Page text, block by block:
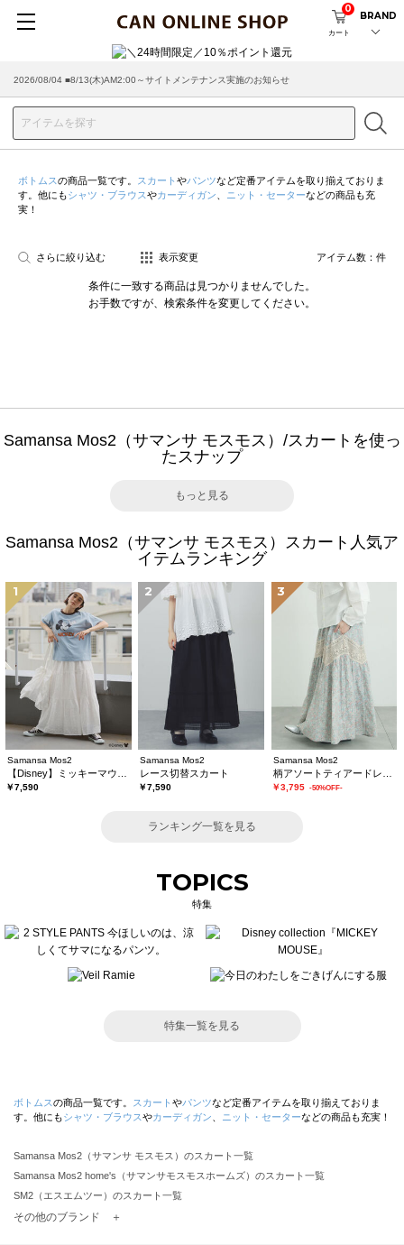
カート
0
BRAND
2026/08/04 ■8/13(木)AM2:00～サイトメンテナンス実施のお知らせ
ボトムスの商品一覧です。 スカート やパンツなど定番アイテムを取り揃えておりま
す。他にもシャツ・ブラウスやカーディガン ニット・セーターなどの商品も充
実！
さらに絞り込む 表示変更 アイテム数： 件
条件に一致する商品は見つかりませんでした。
お手数ですが、検索条件を変更してください。
Samansa Mos2（サマンサ モスモス）/スカートを使っ
たスナップ
もっと見る
Samansa Mos2（サマンサ モスモス）スカート人気ア
イテムランキング
1
Samansa Mos2
￥7,590
2
Samansa Mos2
レース切替スカート
￥7,590
3
Samansa Mos2
￥3,795 -50%OFF-
ランキング一覧を見る
TOPICS
特集
特集一覧を見る
ボトムスの商品一覧です。 スカート やパンツなど定番アイテムを取り揃えておりま
す。他にもシャツ・ブラウスやカーディガン ニット・セーターなどの商品も充実！
Samansa Mos2（サマンサ モスモス）のスカート一覧
Samansa Mos2 home's（サマンサモスモスホームズ）のスカート一覧
SM2（エスエムツー）のスカート一覧
TSUHARU by Samansa Mos2（ツハルバイサマンサモスモス）のスカート一覧
その他のブランド ＋